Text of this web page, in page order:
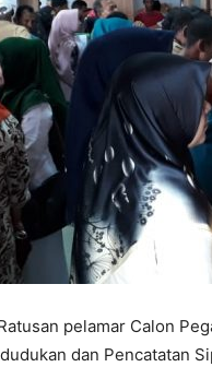
pelamar Calon
dan Pencatatan